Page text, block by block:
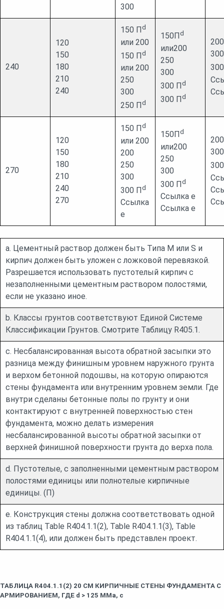
300
240
120
150
180
210
240
150 П d
или 200
150 Пd
или 200
250
300
250 П d
150П d
или200
250
300
300 Пd
300 П d
200
300
270
120
150
180
210
240
270
150 П d
или 200
200
250
300
300 Пd
Ссылка
e
150П d
или200
250
300
300 Пd
Ссылка e
Ссылка e
200
300
a. Цементный раствор должен быть Типа М или S и
кирпич должен быть уложен с ложковой перевязкой.
Разрешается использовать пустотелый кирпич с
незаполненными цементным раствором полостями,
если не указано иное.
b. Классы грунтов соответствуют Единой Системе
Классификации Грунтов. Смотрите Таблицу R405.1.
c. Несбалансированная высота обратной засыпки это
разница между финишным уровнем наружного грунта
и верхом бетонной подошвы, на которую опираются
стены фундамента или внутренним уровнем земли. Где
внутри сделаны бетонные полы по грунту и они
контактируют с внутренней поверхностью стен
фундамента, можно делать измерения
несбалансированной высоты обратной засыпки от
верхней финишной поверхности грунта до верха пола.
d. Пустотелые, с заполненными цементным раствором
полостями единицы или полнотелые кирпичные
единицы. (П)
e. Конструкция стены должна соответствовать одной
из таблиц Table R404.1.1(2), Table R404.1.1(3), Table
R404.1.1(4), или должен быть представлен проект.
ТАБЛИЦА R404.1.1(2) 20 СМ КИРПИЧНЫЕ СТЕНЫ ФУНДАМЕНТА С
АРМИРОВАНИЕМ, ГДЕ d > 125 ММa, c